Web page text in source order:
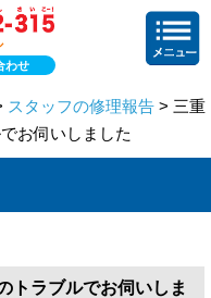
わせ
スタッフの修理報告 > 三重
お伺いしました
ラブルでお伺いしま